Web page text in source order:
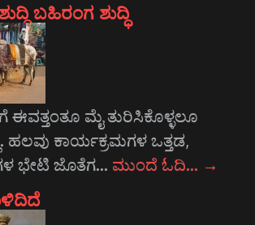
ಬಹಿರಂಗ ಶುದ್ಧಿ
ಈವತ್ತಂತೂ ಮೈ ತುರಿಸಿಕೊಳ್ಳಲೂ
ಹಲವು ಕಾರ್ಯಕ್ರಮಗಳ ಒತ್ತಡ,
ಭೇಟಿ ಜೊತೆಗ… ಮುಂದೆ ಓದಿ… →